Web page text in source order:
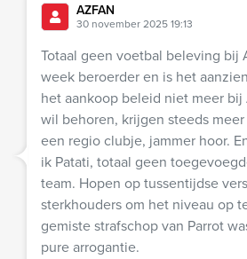
AZFAN
30 november 2025 19:13
Totaal geen voetbal beleving bij
week beroerder en is het
het aankoop beleid niet meer
wil behoren, krijgen steeds
een regio clubje, jammer hoor.
ik Patati, totaal geen
team. Hopen op tussentijdse
sterkhouders om het niveau op
gemiste strafschop van Parrot
pure arrogantie.